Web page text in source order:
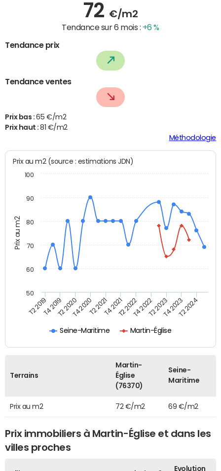
72 €/m2
Tendance sur 6 mois : +6 %
Tendance prix
Tendance ventes
Prix bas : 65 €/m2
Prix haut :81 €/m2
Méthodologie
Prix au m2
Prix au m2 (source : estimations JDN)
Seine-Maritime Martin-Église
T2 2019T4 2019T2 2020T4 2020T2 2021T4 2021T2 2022T4 2022T2 2023T4 2023T2 2024
50
60
70
80
90
100
Terrains
Martin-
Église
(76370)
Seine-
Maritime
Prix au m2 72 €/m2 69 €/m2
Prix immobiliers à Martin-Église et dans les
villes proches
Evolution